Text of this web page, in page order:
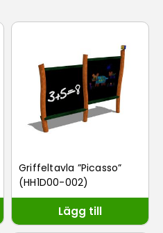
i samma
material Robinia.
Griffeltavla ”Picasso”
(HH1D00-002)
Lägg till